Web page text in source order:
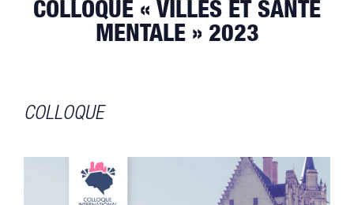
COLLOQUE « VILLES ET SANTÉ
MENTALE » 2023
COLLOQUE